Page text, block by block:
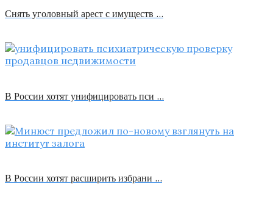
Снять уголовный арест с имуществ …
В России хотят унифицировать пси …
В России хотят расширить избрани …